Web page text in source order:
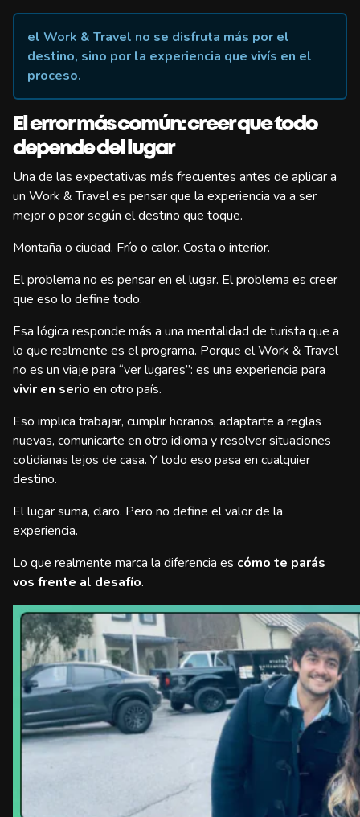
el Work & Travel no se disfruta más por el
destino, sino por la experiencia que vivís en el
proceso.
El error más común: creer que todo
depende del lugar
Una de las expectativas más frecuentes antes de aplicar a
un Work & Travel es pensar que la experiencia va a ser
mejor o peor según el destino que toque.
Montaña o ciudad. Frío o calor. Costa o interior.
El problema no es pensar en el lugar. El problema es creer
que eso lo define todo.
Esa lógica responde más a una mentalidad de turista que a
lo que realmente es el programa. Porque el Work & Travel
no es un viaje para “ver lugares”: es una experiencia para
vivir en serio en otro país.
Eso implica trabajar, cumplir horarios, adaptarte a reglas
nuevas, comunicarte en otro idioma y resolver situaciones
cotidianas lejos de casa. Y todo eso pasa en cualquier
destino.
El lugar suma, claro. Pero no define el valor de la
experiencia.
Lo que realmente marca la diferencia es cómo te parás
vos frente al desafío.